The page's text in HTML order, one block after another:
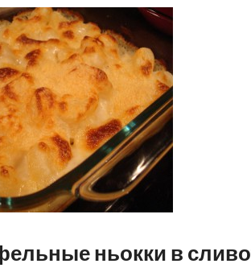
ньокки в